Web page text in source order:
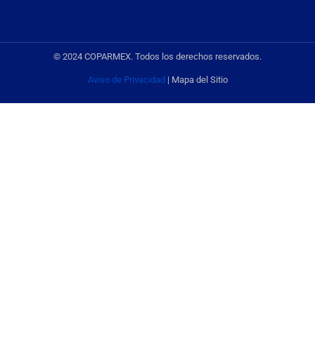
© 2024 COPARMEX. Todos los derechos reservados.
Aviso de Privacidad | Mapa del Sitio